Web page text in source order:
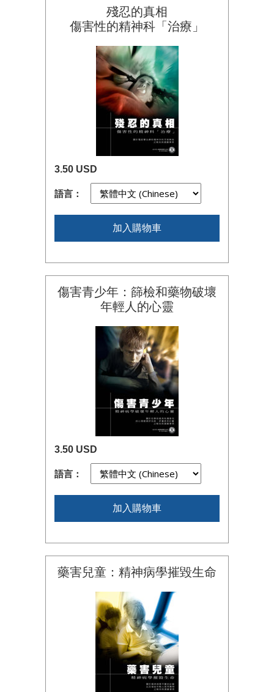
殘忍的真相
傷害性的精神科「治療」
3.50 USD
語言：
加入購物車
傷害青少年：篩檢和藥物破壞
年輕人的心靈
3.50 USD
語言：
加入購物車
藥害兒童：精神病學摧毀生命